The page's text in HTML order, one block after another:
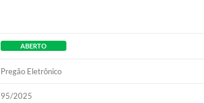
ABERTO
Pregão Eletrônico
95/2025